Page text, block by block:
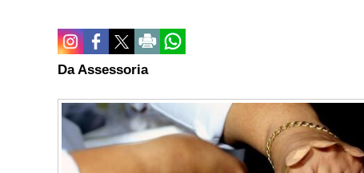
Da Assessoria